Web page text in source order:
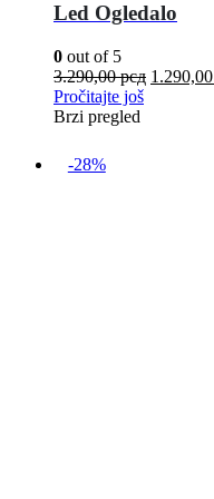
Led Ogledalo
0 out of 5
3.290,00рсд 1.290,00
Pročitajte još
Brzi pregled
-28%